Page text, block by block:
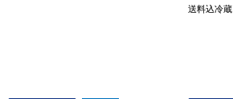
送料込冷蔵